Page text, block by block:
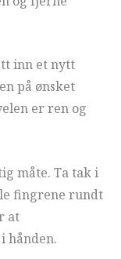
inn et nytt
på ønsket
er ren og
måte. Ta tak i
fingrene rundt
at
hånden.